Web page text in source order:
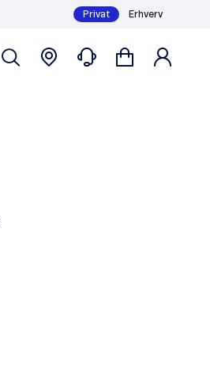
Privat Erhverv